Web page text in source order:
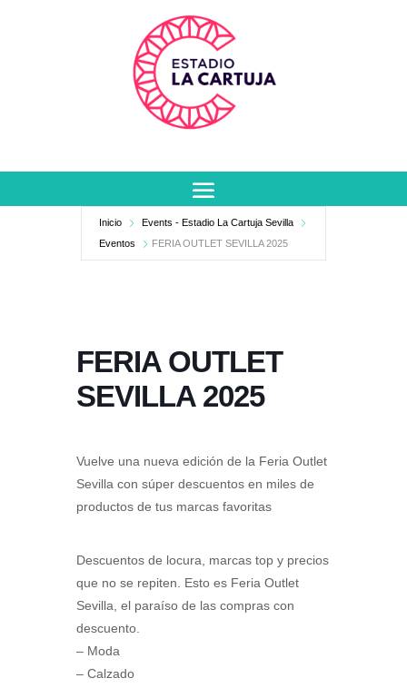
Inicio
Events - Estadio La Cartuja Sevilla
Eventos
FERIA OUTLET SEVILLA 2025
FERIA OUTLET
SEVILLA 2025
Vuelve una nueva edición de la Feria Outlet
Sevilla con súper descuentos en miles de
productos de tus marcas favoritas
Descuentos de locura, marcas top y precios
que no se repiten. Esto es Feria Outlet
Sevilla, el paraíso de las compras con
descuento.
– Moda
– Calzado